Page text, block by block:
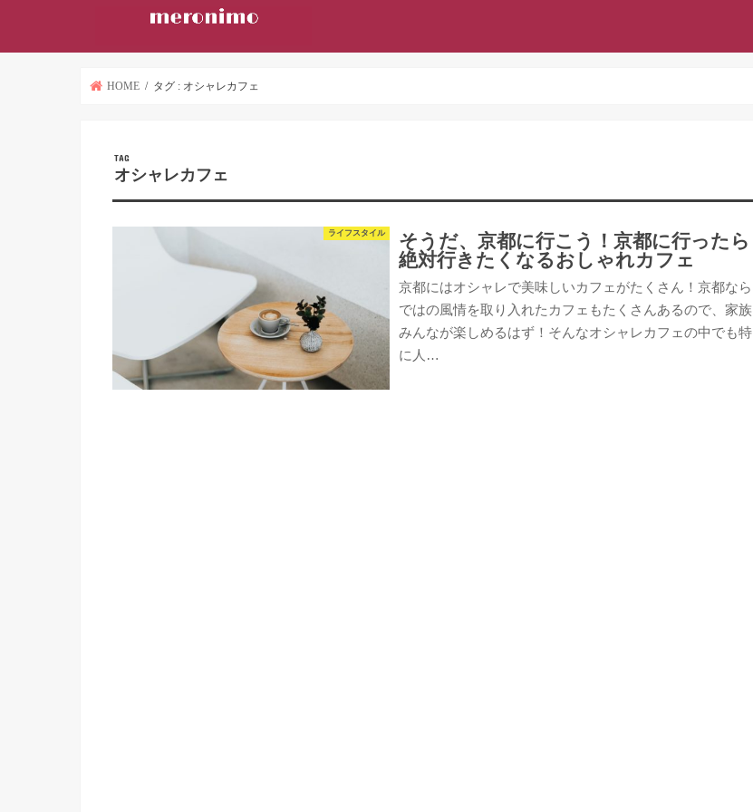
HOME タグ : オシャレカフェ
TAG
オシャレカフェ
ライフスタイル
そうだ、京都に行こう！京都に行ったら
絶対行きたくなるおしゃれカフェ
京都にはオシャレで美味しいカフェがたくさん！京都なら
ではの風情を取り入れたカフェもたくさんあるので、家族
みんなが楽しめるはず！そんなオシャレカフェの中でも特
に人…